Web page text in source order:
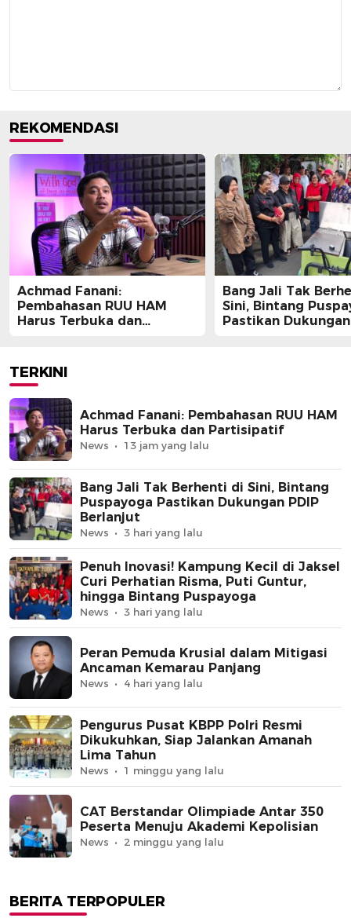
REKOMENDASI
Achmad Fanani:
Pembahasan RUU HAM
Harus Terbuka dan
Bang Jali Tak
Sini, Bintang
Pastikan Dukungan
TERKINI
Achmad Fanani: Pembahasan RUU HAM
Harus Terbuka dan Partisipatif
News 13 jam yang lalu
Bang Jali Tak Berhenti di Sini, Bintang
Puspayoga Pastikan Dukungan PDIP
Berlanjut
News 3 hari yang lalu
Penuh Inovasi! Kampung Kecil di Jaksel
Curi Perhatian Risma, Puti Guntur,
hingga Bintang Puspayoga
News 3 hari yang lalu
Peran Pemuda Krusial dalam Mitigasi
Ancaman Kemarau Panjang
News 4 hari yang lalu
Pengurus Pusat KBPP Polri Resmi
Dikukuhkan, Siap Jalankan Amanah
Lima Tahun
News 1 minggu yang lalu
CAT Berstandar Olimpiade Antar 350
Peserta Menuju Akademi Kepolisian
News 2 minggu yang lalu
BERITA TERPOPULER